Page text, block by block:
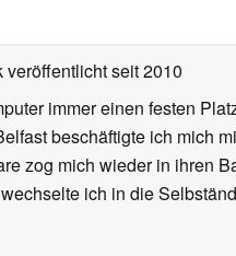
veröffentlichtseit 2010
immer einen festen
beschäftigte ich mich
zog mich wieder in ihren
ich in die